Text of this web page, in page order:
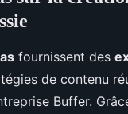
fournissent des
de contenu
Buffer.